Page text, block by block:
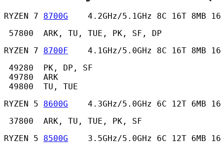
RYZEN 7 8700G
4.2GHz/5.1GHz 8C 16T 8MB
57800  ARK, TU, TUE, PK, SF, DP
RYZEN 7 8700F
4.1GHz/5.0GHz 8C 16T 8MB
49280  PK, DP, SF
49780  ARK
49800  TU, TUE
RYZEN 5 8600G
4.3GHz/5.0GHz 6C 12T 6MB
37800  ARK, TU, TUE, PK, SF
RYZEN 5 8500G
3.5GHz/5.0GHz 6C 12T 6MB